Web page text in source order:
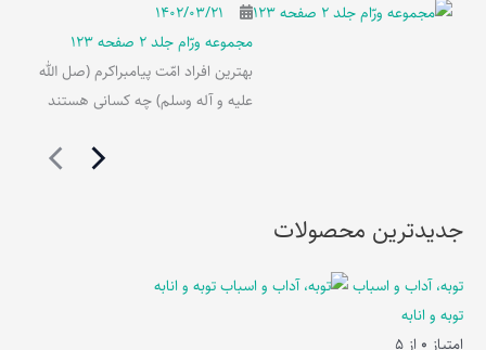
۱۴۰۲/۰۳/۲۱
مجموعه ورّام جلد 2 صفحه 123
بهترین افراد امّت پیامبراکرم (صل الله
علیه و آله وسلم) چه کسانی هستند
جدیدترین محصولات
توبه، آداب و اسباب
توبه و انابه
امتیاز 0 از 5